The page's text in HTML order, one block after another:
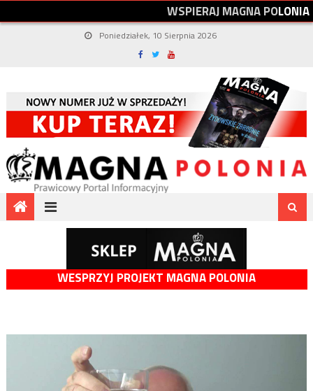
WSPIERAJMAGNAPOLONIA
Poniedziałek, 10 Sierpnia 2026
WESPRZYJ PROJEKT MAGNA POLONIA